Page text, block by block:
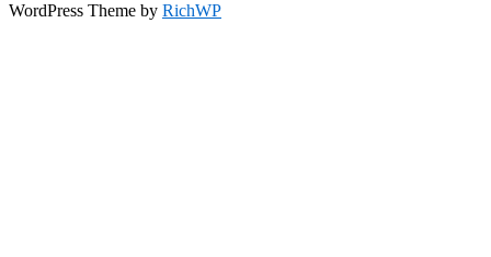
WordPress Theme by RichWP